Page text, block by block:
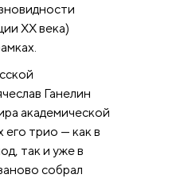
XX века)
Ганелин
академической
его трио — как в
так и уже в
собрал